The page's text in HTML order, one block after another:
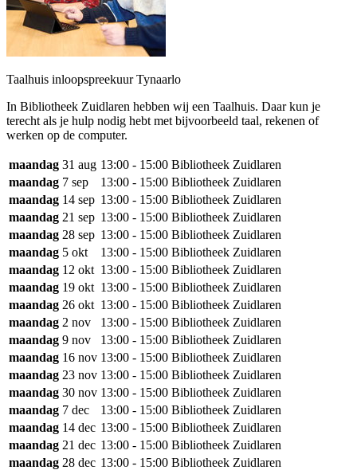
Taalhuis inloopspreekuur Tynaarlo
In Bibliotheek Zuidlaren hebben wij een Taalhuis. Daar kun je
terecht als je hulp nodig hebt met bijvoorbeeld taal, rekenen of
werken op de computer.
maandag 31 aug 13:00 - 15:00 Bibliotheek Zuidlaren
maandag 7 sep 13:00 - 15:00 Bibliotheek Zuidlaren
maandag 14 sep 13:00 - 15:00 Bibliotheek Zuidlaren
maandag 21 sep 13:00 - 15:00 Bibliotheek Zuidlaren
maandag 28 sep 13:00 - 15:00 Bibliotheek Zuidlaren
maandag 5 okt 13:00 - 15:00 Bibliotheek Zuidlaren
maandag 12 okt 13:00 - 15:00 Bibliotheek Zuidlaren
maandag 19 okt 13:00 - 15:00 Bibliotheek Zuidlaren
maandag 26 okt 13:00 - 15:00 Bibliotheek Zuidlaren
maandag 2 nov 13:00 - 15:00 Bibliotheek Zuidlaren
maandag 9 nov 13:00 - 15:00 Bibliotheek Zuidlaren
maandag 16 nov 13:00 - 15:00 Bibliotheek Zuidlaren
maandag 23 nov 13:00 - 15:00 Bibliotheek Zuidlaren
maandag 30 nov 13:00 - 15:00 Bibliotheek Zuidlaren
maandag 7 dec 13:00 - 15:00 Bibliotheek Zuidlaren
maandag 14 dec 13:00 - 15:00 Bibliotheek Zuidlaren
maandag 21 dec 13:00 - 15:00 Bibliotheek Zuidlaren
maandag 28 dec 13:00 - 15:00 Bibliotheek Zuidlaren